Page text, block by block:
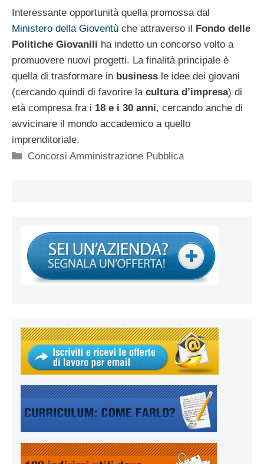
Interessante opportunità quella promossa dal
Ministero della Gioventù che attraverso il Fondo delle
Politiche Giovanili ha indetto un concorso volto a
promuovere nuovi progetti. La finalità principale è
quella di trasformare in business le idee dei giovani
(cercando quindi di favorire la cultura d’impresa) di
età compresa fra i 18 e i 30 anni, cercando anche di
avvicinare il mondo accademico a quello
imprenditoriale.
Categorie
Concorsi Amministrazione Pubblica